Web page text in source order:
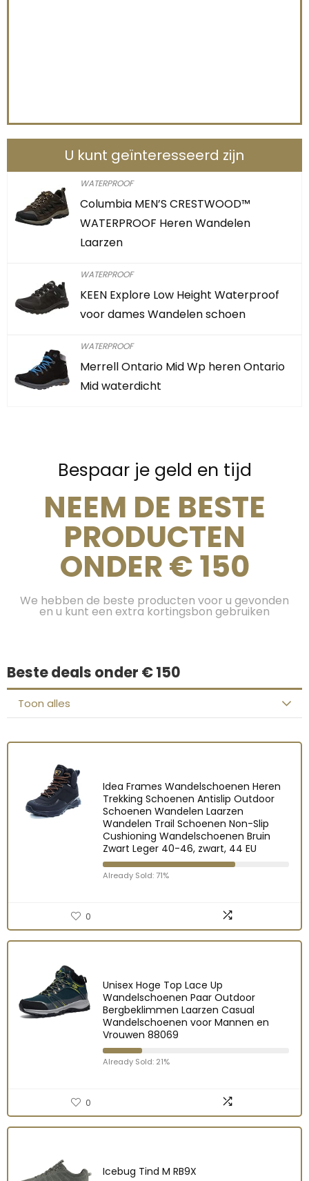
U kunt geïnteresseerd zijn
WATERPROOF
Columbia MEN’S CRESTWOOD™
WATERPROOF Heren Wandelen
Laarzen
WATERPROOF
KEEN Explore Low Height Waterproof
voor dames Wandelen schoen
WATERPROOF
Merrell Ontario Mid Wp heren Ontario
Mid waterdicht
Bespaar je geld en tijd
NEEM DE BESTE
PRODUCTEN
ONDER € 150
We hebben de beste producten voor u gevonden
en u kunt een extra kortingsbon gebruiken
Beste deals onder € 150
Toon alles
Idea Frames Wandelschoenen Heren
Trekking Schoenen Antislip Outdoor
Schoenen Wandelen Laarzen
Wandelen Trail Schoenen Non-Slip
Cushioning Wandelschoenen Bruin
Zwart Leger 40-46, zwart, 44 EU
Already Sold: 71%
0
Unisex Hoge Top Lace Up
Wandelschoenen Paar Outdoor
Bergbeklimmen Laarzen Casual
Wandelschoenen voor Mannen en
Vrouwen 88069
Already Sold: 21%
0
Icebug Tind M RB9X